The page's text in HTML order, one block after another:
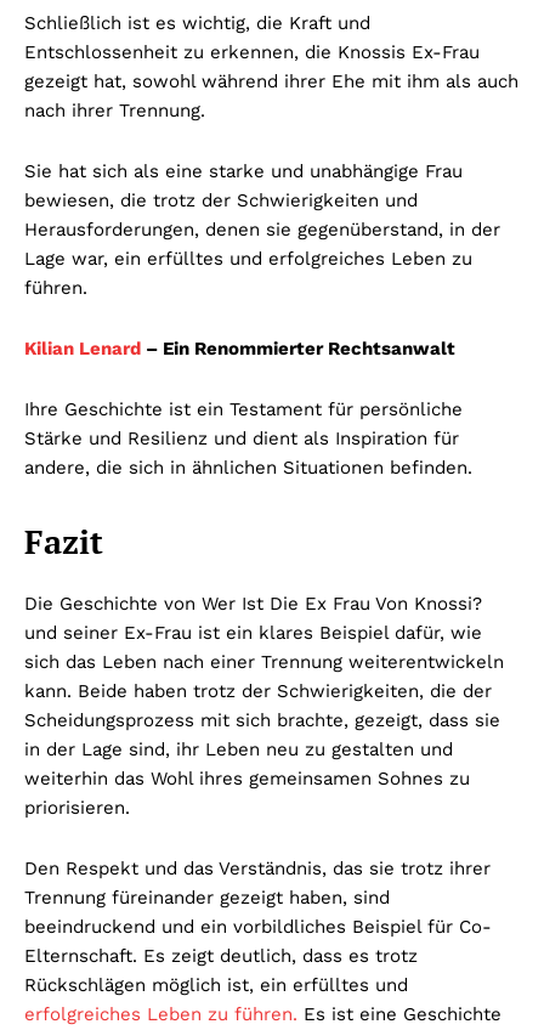
Schließlich ist es wichtig, die Kraft und
Entschlossenheit zu erkennen, die Knossis Ex-Frau
gezeigt hat, sowohl während ihrer Ehe mit ihm als auch
nach ihrer Trennung.
Sie hat sich als eine starke und unabhängige Frau
bewiesen, die trotz der Schwierigkeiten und
Herausforderungen, denen sie gegenüberstand, in der
Lage war, ein erfülltes und erfolgreiches Leben zu
führen.
Kilian Lenard – Ein Renommierter Rechtsanwalt
Ihre Geschichte ist ein Testament für persönliche
Stärke und Resilienz und dient als Inspiration für
andere, die sich in ähnlichen Situationen befinden.
Fazit
Die Geschichte von Wer Ist Die Ex Frau Von Knossi?
und seiner Ex-Frau ist ein klares Beispiel dafür, wie
sich das Leben nach einer Trennung weiterentwickeln
kann. Beide haben trotz der Schwierigkeiten, die der
Scheidungsprozess mit sich brachte, gezeigt, dass sie
in der Lage sind, ihr Leben neu zu gestalten und
weiterhin das Wohl ihres gemeinsamen Sohnes zu
priorisieren.
Den Respekt und das Verständnis, das sie trotz ihrer
Trennung füreinander gezeigt haben, sind
beeindruckend und ein vorbildliches Beispiel für Co-
Elternschaft. Es zeigt deutlich, dass es trotz
Rückschlägen möglich ist, ein erfülltes und
erfolgreiches Leben zu führen. Es ist eine Geschichte